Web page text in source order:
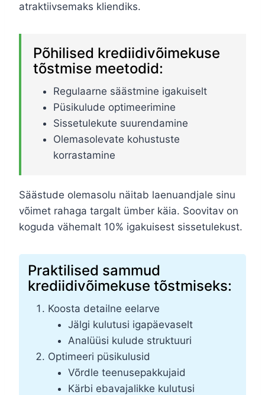
atraktiivsemaks kliendiks.
Põhilised krediidivõimekuse
tõstmise meetodid:
Regulaarne säästmine igakuiselt
Püsikulude optimeerimine
Sissetulekute suurendamine
Olemasolevate kohustuste
korrastamine
Säästude olemasolu näitab laenuandjale sinu
võimet rahaga targalt ümber käia. Soovitav on
koguda vähemalt 10% igakuisest sissetulekust.
Praktilised sammud
krediidivõimekuse tõstmiseks:
Koosta detailne eelarve
Jälgi kulutusi igapäevaselt
Analüüsi kulude struktuuri
Optimeeri püsikulusid
Võrdle teenusepakkujaid
Kärbi ebavajalikke kulutusi